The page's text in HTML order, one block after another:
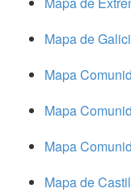
Mapa de
Mapa
Mapa
Mapa
Mapa de